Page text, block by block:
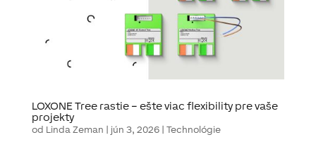
LOXONE Tree rastie – ešte viac flexibility pre vaše
projekty
od Linda Zeman | jún 3, 2026| Technológie